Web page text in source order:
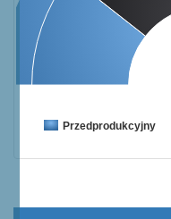
Przedprodukcyjny